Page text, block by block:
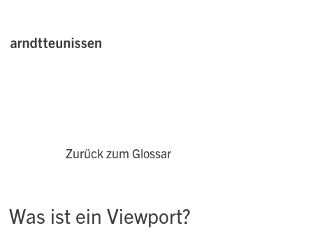
Zurück zum Glossar
Was ist ein Viewport?